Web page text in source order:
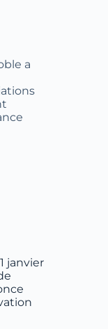
a
janvier